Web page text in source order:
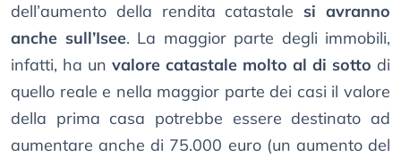
dell’aumento della rendita catastale si avranno
anche sull’Isee. La maggior parte degli immobili,
infatti, ha un valore catastale molto al di sotto di
quello reale e nella maggior parte dei casi il valore
della prima casa potrebbe essere destinato ad
aumentare anche di 75.000 euro (un aumento del